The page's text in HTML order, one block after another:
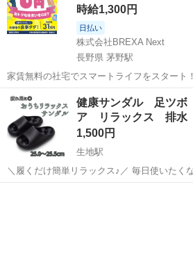
時給1,300円
日払い
株式会社BREXA Next
長野県 茅野駅
家賃無料の社宅でスマートライフをスタート
械操作・検査＞ランチ代もかからないオト
り！月収例31万円／長野県茅野市 半導体基板の製造・検査 クリーンル
ーム内で、半導体基板の製造や検...
長野 茅野駅 その他
健康サンダル 足ツ
ア リラックス 排水
1,500円
生地駅
＼履くだけ簡単リラックス♪／ 毎日使いたくなる、おしゃれな足裏ケ
アスリッパです ぽこぽことした凹凸デザインが足裏に心地よくフィッ